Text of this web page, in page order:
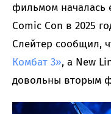
фильмом началась
Comic Con в 2025
Слейтер сообщил,
Комбат 3», а New
довольны вторым